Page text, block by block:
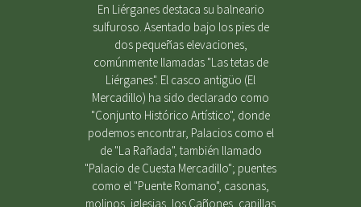
En Liérganes destaca su balneario
sulfuroso. Asentado bajo los pies de
dos pequeñas elevaciones,
comúnmente llamadas "Las tetas de
Liérganes". El casco antigüo (El
Mercadillo) ha sido declarado como
"Conjunto Histórico Artístico", donde
podemos encontrar, Palacios como el
de "La Rañada", también llamado
"Palacio de Cuesta Mercadillo"; puentes
como el "Puente Romano", casonas,
molinos, iglesias, los Cañones, capillas